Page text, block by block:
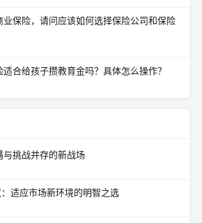
保险，请问应该如何选择保险公司和保险
合给孩子攒教育金吗？具体怎么操作？
挑战并存的新战场
适应市场新环境的明智之选